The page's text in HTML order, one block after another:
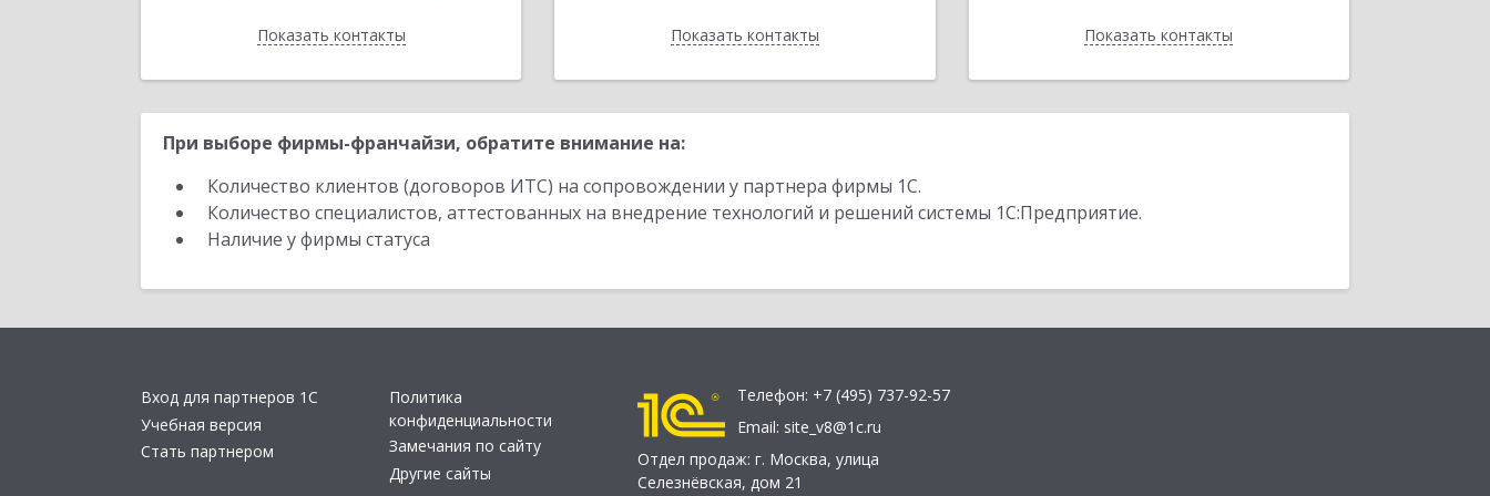
Показать контакты
Назад Показать контакты
Назад
Показать контакты
Назад
При выборе фирмы-франчайзи, обратите внимание на:
Количество клиентов (договоров ИТС) на сопровождении у партнера фирмы 1С.
Количество специалистов, аттестованных на внедрение технологий и решений системы 1С:Предприятие.
Наличие у фирмы статуса
Вход для партнеров 1С
Учебная версия
Стать партнером
Политика
конфиденциальности
Замечания по сайту
Другие сайты
Телефон: +7 (495) 737-92-57
Email: site_v8@1c.ru
Отдел продаж: г. Москва, улица
Селезнёвская, дом 21